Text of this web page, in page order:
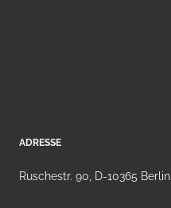
ADRESSE
Ruschestr. 90, D-10365 Berlin